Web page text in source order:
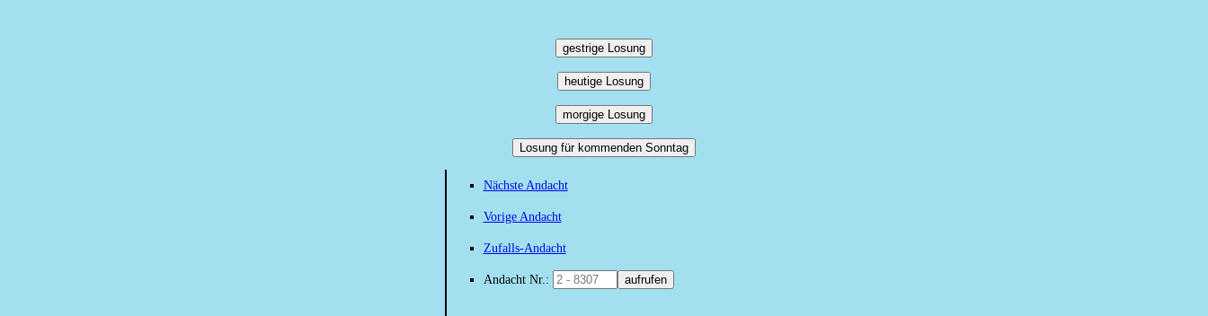
gestrige Losung
heutige Losung
morgige Losung
Losung für kommenden Sonntag
Nächste Andacht
Vorige Andacht
Zufalls-Andacht
Andacht Nr.: aufrufen